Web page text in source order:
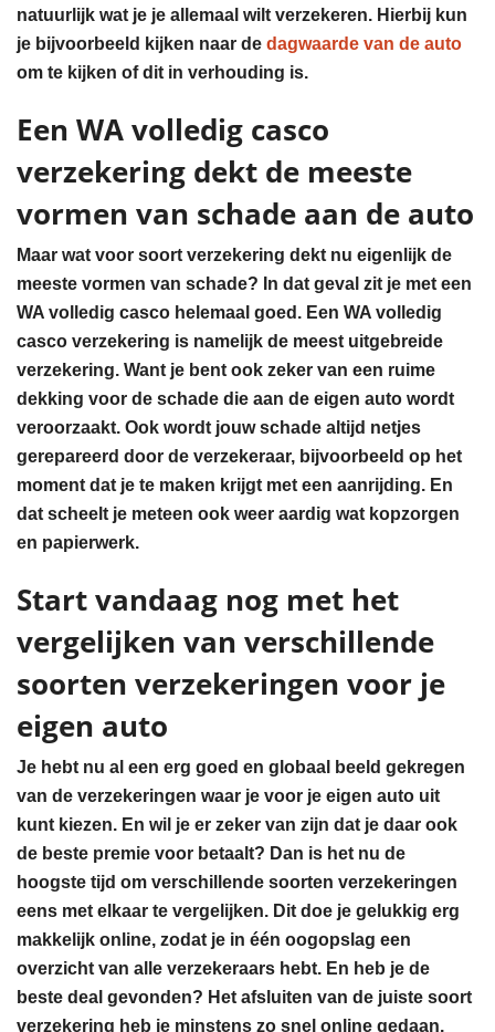
natuurlijk wat je je allemaal wilt verzekeren. Hierbij kun
je bijvoorbeeld kijken naar de dagwaarde van de auto
om te kijken of dit in verhouding is.
Een WA volledig casco
verzekering dekt de meeste
vormen van schade aan de auto
Maar wat voor soort verzekering dekt nu eigenlijk de
meeste vormen van schade? In dat geval zit je met een
WA volledig casco helemaal goed. Een WA volledig
casco verzekering is namelijk de meest uitgebreide
verzekering. Want je bent ook zeker van een ruime
dekking voor de schade die aan de eigen auto wordt
veroorzaakt. Ook wordt jouw schade altijd netjes
gerepareerd door de verzekeraar, bijvoorbeeld op het
moment dat je te maken krijgt met een aanrijding. En
dat scheelt je meteen ook weer aardig wat kopzorgen
en papierwerk.
Start vandaag nog met het
vergelijken van verschillende
soorten verzekeringen voor je
eigen auto
Je hebt nu al een erg goed en globaal beeld gekregen
van de verzekeringen waar je voor je eigen auto uit
kunt kiezen. En wil je er zeker van zijn dat je daar ook
de beste premie voor betaalt? Dan is het nu de
hoogste tijd om verschillende soorten verzekeringen
eens met elkaar te vergelijken. Dit doe je gelukkig erg
makkelijk online, zodat je in één oogopslag een
overzicht van alle verzekeraars hebt. En heb je de
beste deal gevonden? Het afsluiten van de juiste soort
verzekering heb je minstens zo snel online gedaan.